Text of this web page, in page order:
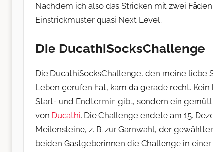
Nachdem ich also das Stricken mit zwei
Einstrickmuster quasi Next Level.
Die DucathiSocksChallenge
Die DucathiSocksChallenge, den meine liebe
Leben gerufen hat, kam da gerade recht.
Start- und Endtermin gibt, sondern ein
von Ducathi. Die Challenge endete am 15.
Meilensteine, z. B. zur Garnwahl, der
beiden Gastgeberinnen die Challenge in